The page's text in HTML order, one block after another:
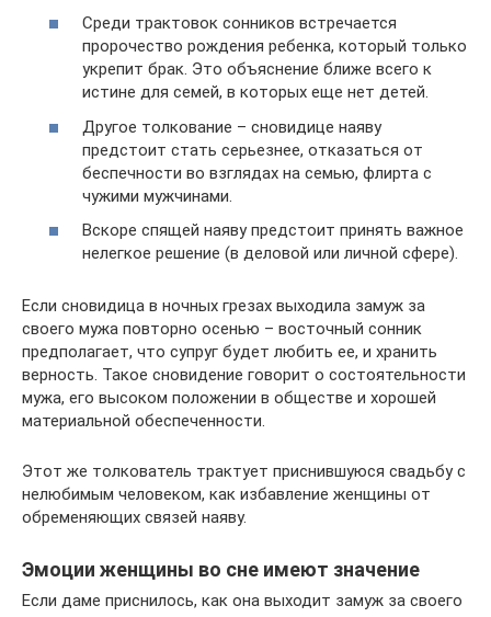
Среди трактовок сонников встречается
пророчество рождения ребенка, который только
укрепит брак. Это объяснение ближе всего к
истине для семей, в которых еще нет детей.
Другое толкование – сновидице наяву
предстоит стать серьезнее, отказаться от
беспечности во взглядах на семью, флирта с
чужими мужчинами.
Вскоре спящей наяву предстоит принять важное
нелегкое решение (в деловой или личной сфере).
Если сновидица в ночных грезах выходила замуж за
своего мужа повторно осенью – восточный сонник
предполагает, что супруг будет любить ее, и хранить
верность. Такое сновидение говорит о состоятельности
мужа, его высоком положении в обществе и хорошей
материальной обеспеченности.
Этот же толкователь трактует приснившуюся свадьбу с
нелюбимым человеком, как избавление женщины от
обременяющих связей наяву.
Эмоции женщины во сне имеют значение
Если даме приснилось, как она выходит замуж за своего